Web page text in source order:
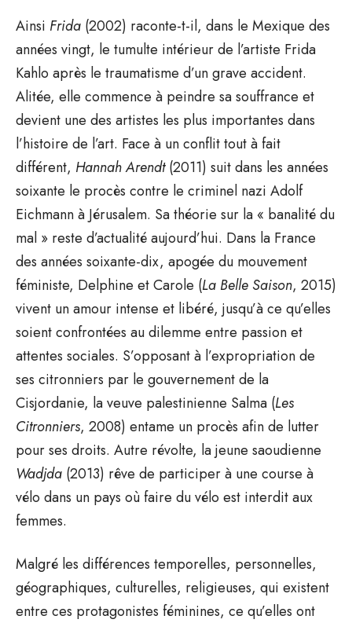
Ainsi Frida (2002) raconte-t-il, dans le Mexique des
années vingt, le tumulte intérieur de l’artiste Frida
Kahlo après le traumatisme d’un grave accident.
Alitée, elle commence à peindre sa souffrance et
devient une des artistes les plus importantes dans
l’histoire de l’art. Face à un conflit tout à fait
différent, Hannah Arendt(2011) suit dans les années
soixante le procès contre le criminel nazi Adolf
Eichmann à Jérusalem. Sa théorie sur la « banalité du
mal » reste d’actualité aujourd’hui. Dans la France
des années soixante-dix, apogée du mouvement
féministe, Delphine et Carole (La Belle Saison, 2015)
vivent un amour intense et libéré, jusqu’à ce qu’elles
soient confrontées au dilemme entre passion et
attentes sociales. S’opposant à l’expropriation de
ses citronniers par le gouvernement de la
Cisjordanie, la veuve palestinienne Salma (Les
Citronniers, 2008) entame un procès afin de lutter
pour ses droits. Autre révolte, la jeune saoudienne
Wadjda (2013) rêve de participer à une course à
vélo dans un pays où faire du vélo est interdit aux
femmes.
Malgré les différences temporelles, personnelles,
géographiques, culturelles, religieuses, qui existent
entre ces protagonistes féminines, ce qu’elles ont